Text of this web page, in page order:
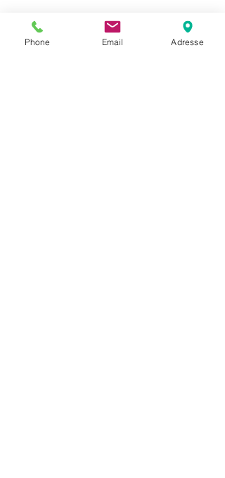
514-758-8484
1-866-758-8484
info@gtequip.com
Phone Email Adresse